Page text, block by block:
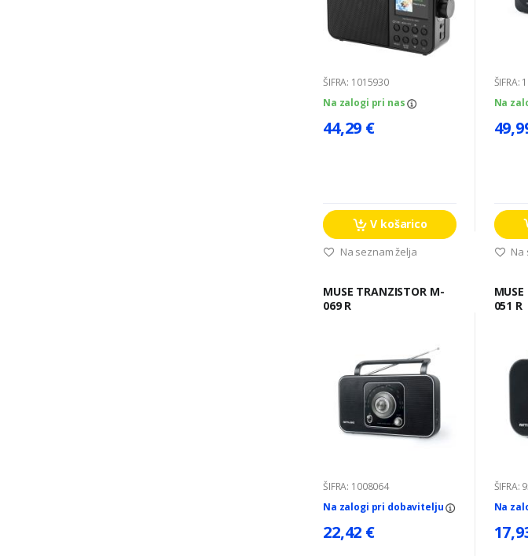
ŠIFRA: 1015930
Na zalogi pri nas
44,29 €
V košarico
Na seznam želja
ŠIFRA:
Na
Na
MUSE TRANZISTOR M-
069 R
ŠIFRA: 1008064
Na zalogi pri dobavitelju
22,42 €
MUSE TRANZISTOR M-
051 R
ŠIFRA:
Na